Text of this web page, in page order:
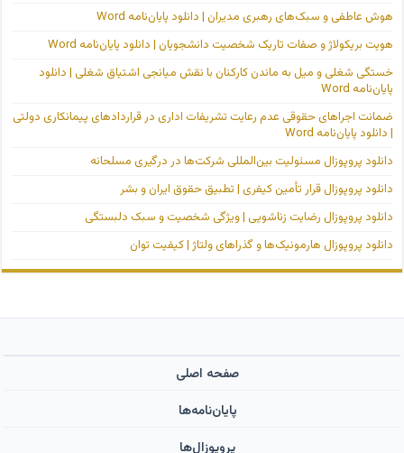
هوش عاطفی و سبک‌های رهبری مدیران | دانلود پایان‌نامه Word
هویت بریکولاژ و صفات تاریک شخصیت دانشجویان | دانلود پایان‌نامه Word
خستگی شغلی و میل به ماندن کارکنان با نقش میانجی اشتیاق شغلی | دانلود
پایان‌نامه Word
ضمانت اجراهای حقوقی عدم رعایت تشریفات اداری در قراردادهای پیمانکاری دولتی
| دانلود پایان‌نامه Word
دانلود پروپوزال مسئولیت بین‌المللی شرکت‌ها در درگیری مسلحانه
دانلود پروپوزال قرار تأمین کیفری | تطبیق حقوق ایران و بشر
دانلود پروپوزال رضایت زناشویی | ویژگی شخصیت و سبک دلبستگی
دانلود پروپوزال هارمونیک‌ها و گذراهای ولتاژ | کیفیت توان
صفحه اصلی
پایان‌نامه‌ها
پروپوزال‌ها